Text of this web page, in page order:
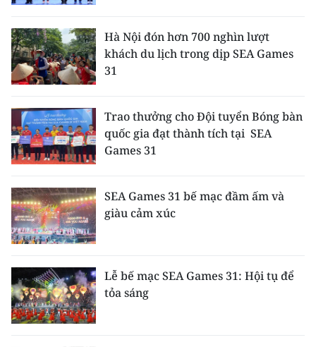
Hà Nội đón hơn 700 nghìn lượt
khách du lịch trong dịp SEA Games
31
Trao thưởng cho Đội tuyển Bóng bàn
quốc gia đạt thành tích tại SEA
Games 31
SEA Games 31 bế mạc đầm ấm và
giàu cảm xúc
Lễ bế mạc SEA Games 31: Hội tụ để
tỏa sáng